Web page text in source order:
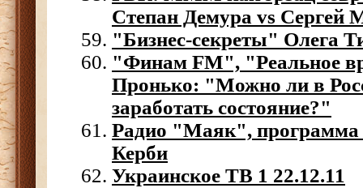
Степан Демура vs Сергей
"Бизнес-секреты" Олега
"Финам FM", "Реальное
Пронько: "Можно ли в
заработать состояние?"
Радио "Маяк",
Керби
Украинское ТВ 1 22.12.11